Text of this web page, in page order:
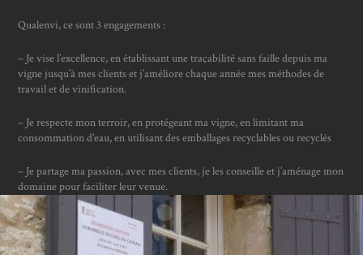
Qualenvi, ce sont 3 engagements :
– Je vise l’excellence, en établissant une traçabilité sans faille depuis ma
vigne jusqu’à mes clients et j’améliore chaque année mes méthodes de
travail et de vinification.
– Je respecte mon terroir, en protégeant ma vigne, en limitant ma
consommation d’eau, en utilisant des emballages recyclables ou recyclés
– Je partage ma passion, avec mes clients, je les conseille et j’aménage mon
domaine pour faciliter leur venue.